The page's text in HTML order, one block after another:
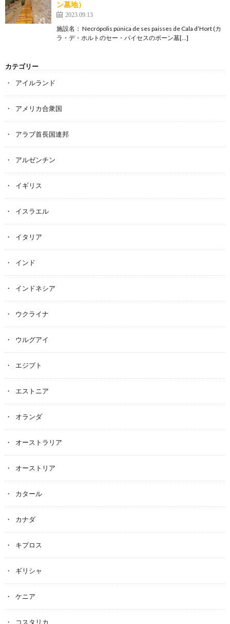
ン墓地）
2023.09.13
施設名： Necrópolis púnica de ses paisses de Cala d’Hort (カ
ラ・デ・ホルトのセー・パイセスのポーン墓[…]
カテゴリー
アイルランド
アメリカ合衆国
アラブ首長国連邦
アルゼンチン
イギリス
イスラエル
イタリア
インド
インドネシア
ウクライナ
ウルグアイ
エジプト
エストニア
オランダ
オーストラリア
オーストリア
カタール
カナダ
キプロス
ギリシャ
ケニア
コスタリカ